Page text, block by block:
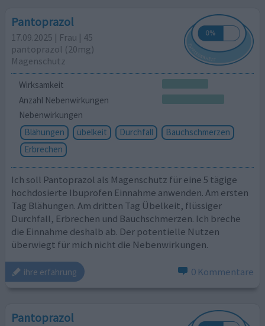
Pantoprazol
17.09.2025 | Frau | 45
pantoprazol (20mg)
Magenschutz
Wirksamkeit
Anzahl Nebenwirkungen
Nebenwirkungen
Blähungen
übelkeit Durchfall
Bauchschmerzen
Erbrechen
Ich soll Pantoprazol als Magenschutz für eine 5 tägige
hochdosierte Ibuprofen Einnahme anwenden. Am ersten
Tag Blähungen. Am dritten Tag Übelkeit, flüssiger
Durchfall, Erbrechen und Bauchschmerzen. Ich breche
die Einnahme deshalb ab. Der potentielle Nutzen
überwiegt für mich nicht die Nebenwirkungen.
ihre erfahrung 0 Kommentare
Pantoprazol